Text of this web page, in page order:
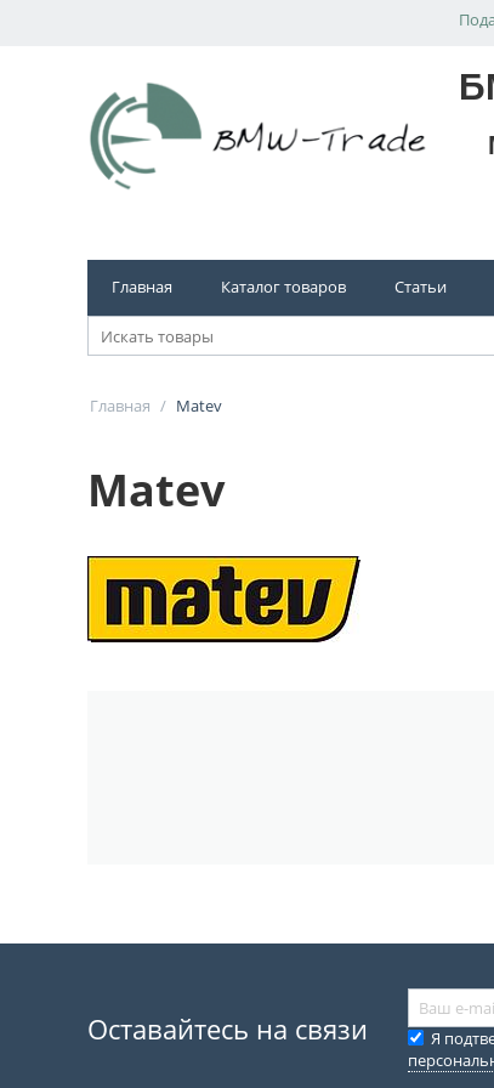
Главная Каталог товаров Статьи
Главная / Matev
Matev
Оставайтесь на связи Я